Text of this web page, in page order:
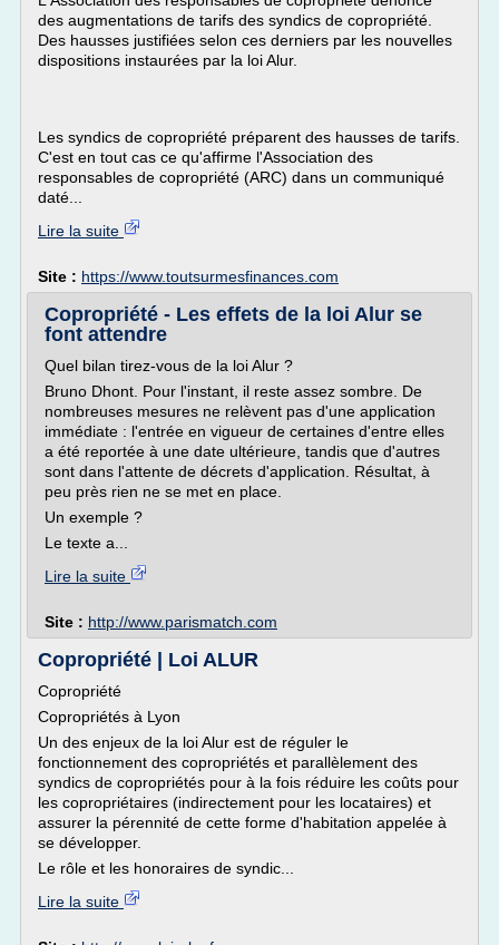
des augmentations de tarifs des syndics de copropriété.
Des hausses justifiées selon ces derniers par les nouvelles
dispositions instaurées par la loi Alur.
Les syndics de copropriété préparent des hausses de tarifs.
C'est en tout cas ce qu'affirme l'Association des
responsables de copropriété (ARC) dans un communiqué
daté...
Lire la suite
Site : https://www.toutsurmesfinances.com
Copropriété - Les effets de la loi Alur se
font attendre
Quel bilan tirez-vous de la loi Alur ?
Bruno Dhont. Pour l'instant, il reste assez sombre. De
nombreuses mesures ne relèvent pas d'une application
immédiate : l'entrée en vigueur de certaines d'entre elles
a été reportée à une date ultérieure, tandis que d'autres
sont dans l'attente de décrets d'application. Résultat, à
peu près rien ne se met en place.
Un exemple ?
Le texte a...
Lire la suite
Site : http://www.parismatch.com
Copropriété | Loi ALUR
Copropriété
Copropriétés à Lyon
Un des enjeux de la loi Alur est de réguler le
fonctionnement des copropriétés et parallèlement des
syndics de copropriétés pour à la fois réduire les coûts pour
les copropriétaires (indirectement pour les locataires) et
assurer la pérennité de cette forme d'habitation appelée à
se développer.
Le rôle et les honoraires de syndic...
Lire la suite